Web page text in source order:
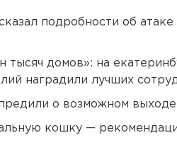
подробности об
тысяч домов»: на
наградили лучших
о возможном
кошку —